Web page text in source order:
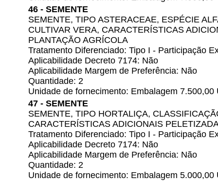
46 - SEMENTE
SEMENTE, TIPO ASTERACEAE, ESPÉCIE
CULTIVAR VERA, CARACTERÍSTICAS
PLANTAÇÃO AGRÍCOLA
Tratamento Diferenciado: Tipo I - Participação
Aplicabilidade Decreto 7174: Não
Aplicabilidade Margem de Preferência: Não
Quantidade: 2
Unidade de fornecimento: Embalagem 7.500,00
47 - SEMENTE
SEMENTE, TIPO HORTALIÇA,
CARACTERÍSTICAS ADICIONAIS
Tratamento Diferenciado: Tipo I - Participação
Aplicabilidade Decreto 7174: Não
Aplicabilidade Margem de Preferência: Não
Quantidade: 2
Unidade de fornecimento: Embalagem 5.000,00